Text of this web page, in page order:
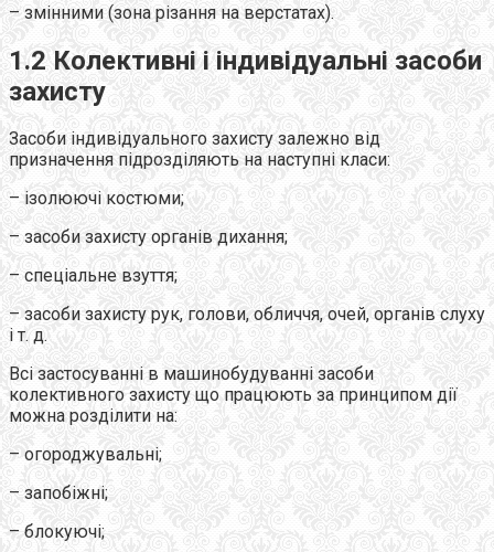
– змінними (зона різання на верстатах).
1.2 Колективні і індивідуальні засоби
захисту
Засоби індивідуального захисту залежно від
призначення підрозділяють на наступні класи:
– ізолюючі костюми;
– засоби захисту органів дихання;
– спеціальне взуття;
– засоби захисту рук, голови, обличчя, очей, органів слуху
і т. д.
Всі застосуванні в машинобудуванні засоби
колективного захисту що працюють за принципом дії
можна розділити на:
– огороджувальні;
– запобіжні;
– блокуючі;